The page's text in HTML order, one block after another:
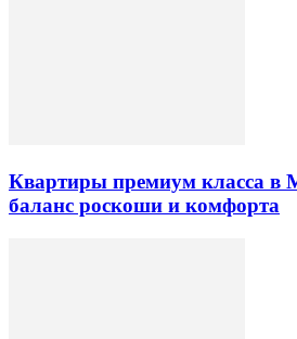
Квартиры премиум класса в
баланс роскоши и комфорта